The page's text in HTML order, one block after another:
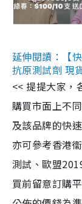
延伸閱讀：【
抗原測試劑 現
<< 提提大家，
購買市面上不
及該品牌的快
亦可參考香港
測試、歐盟
買前留意訂購